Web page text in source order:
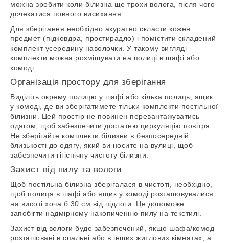
можна зробити коли білизна ще трохи волога, після чого
дочекатися повного висихання.
Для зберігання необхідно акуратно скласти кожен
предмет (підковдра, простирадло) і помістити складений
комплект усередину наволочки. У такому вигляді
комплекти можна розміщувати на полиці в шафі або
комоді.
Організація простору для зберігання
Виділіть окрему полицю у шафі або кілька полиць, ящик
у комоді, де ви зберігатимете тільки комплекти постільної
білизни. Цей простір не повинен перевантажуватись
одягом, щоб забезпечити достатню циркуляцію повітря.
Не зберігайте комплекти білизни в безпосередній
близькості до одягу, який ви носите на вулиці, щоб
забезпечити гігієнічну чистоту білизни.
Захист від пилу та вологи
Щоб постільна білизна зберігалася в чистоті, необхідно,
щоб полиця в шафі або ящик у комоді розташовувалися
на висоті хоча б 30 см від підлоги. Це допоможе
запобігти надмірному накопиченню пилу на текстилі.
Захист від вологи буде забезпечений, якщо шафа/комод
розташовані в спальні або в інших житлових кімнатах, а